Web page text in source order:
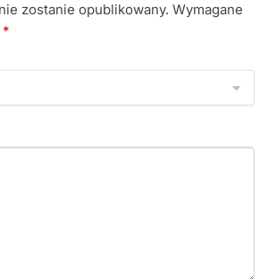
zostanie opublikowany. Wymagane
*